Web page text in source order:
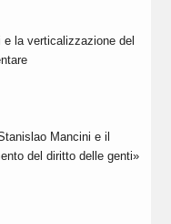
la verticalizzazione del
Mancini e il
del diritto delle genti»